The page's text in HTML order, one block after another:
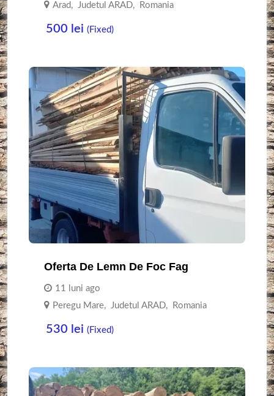
Arad, Judetul ARAD, Romania
500 lei (Fixed)
Oferta De Lemn De Foc Fag
11 luni ago
Peregu Mare, Judetul ARAD, Romania
530 lei (Fixed)